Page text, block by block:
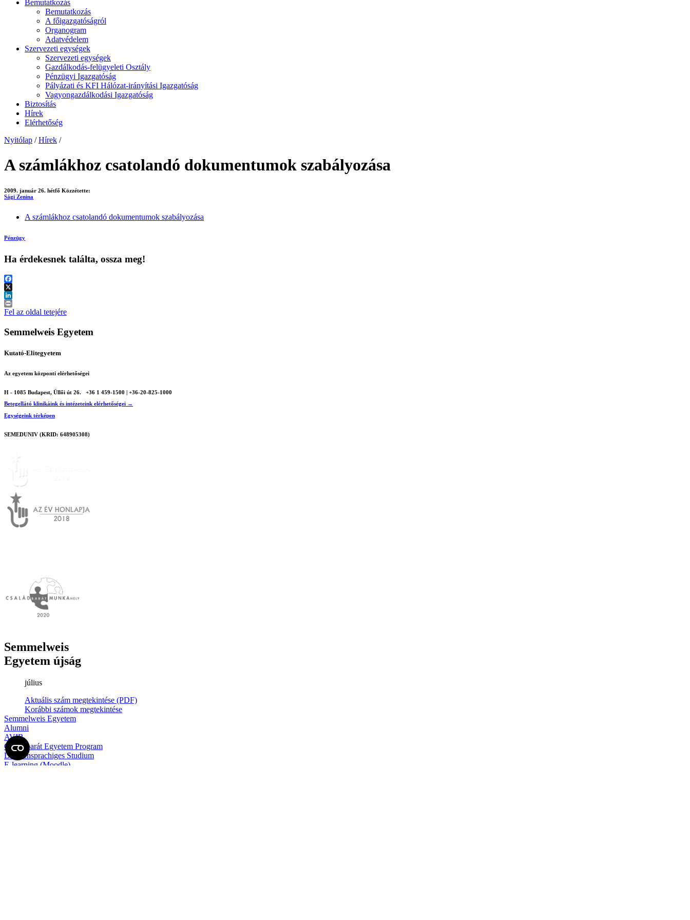
Bemutatkozás
Bemutatkozás
A főigazgatóságról
Organogram
Adatvédelem
Szervezeti egységek
Szervezeti egységek
Gazdálkodás-felügyeleti Osztály
Pénzügyi Igazgatóság
Pályázati és KFI Hálózat-irányítási Igazgatóság
Vagyongazdálkodási Igazgatóság
Biztosítás
Hírek
Elérhetőség
Nyitólap / Hírek /
A számlákhoz csatolandó dokumentumok szabályozása
2009. január 26. hétfő Közzétette:
Sági Zenina
A számlákhoz csatolandó dokumentumok szabályozása
Pénzügy
Ha érdekesnek találta, ossza meg!
Facebook
X
LinkedIn
Print
Fel az oldal tetejére
Semmelweis Egyetem
Kutató-Elitegyetem
Az egyetem központi elérhetőségei
H - 1085 Budapest, Üllői út 26.
+36 1 459-1500 | +36-20-825-1000
Betegellátó klinikáink és intézeteink elérhetőségei →
Egységeink térképen
SEMEDUNIV (KRID: 648905308)
Semmelweis
Egyetem újság
július
Aktuális szám megtekintése (PDF)
Korábbi számok megtekintése
Semmelweis Egyetem
Alumni
AVIR
Családbarát Egyetem Program
Deutschsprachiges Studium
E-learning (Moodle)